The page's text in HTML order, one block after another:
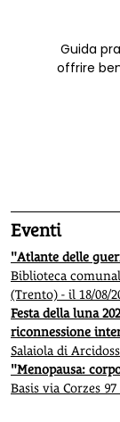
Guida
Eventi
"Atlante delle
Biblioteca
(Trento) - il 18/08/
Festa della luna
riconnessione
Salaiola di
"Menopausa:
Basis via Corzes